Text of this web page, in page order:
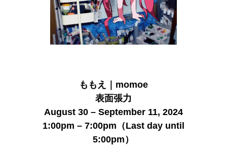
ももえ｜momoe
表面張力
August 30 – September 11, 2024
1:00pm – 7:00pm（Last day until
5:00pm）